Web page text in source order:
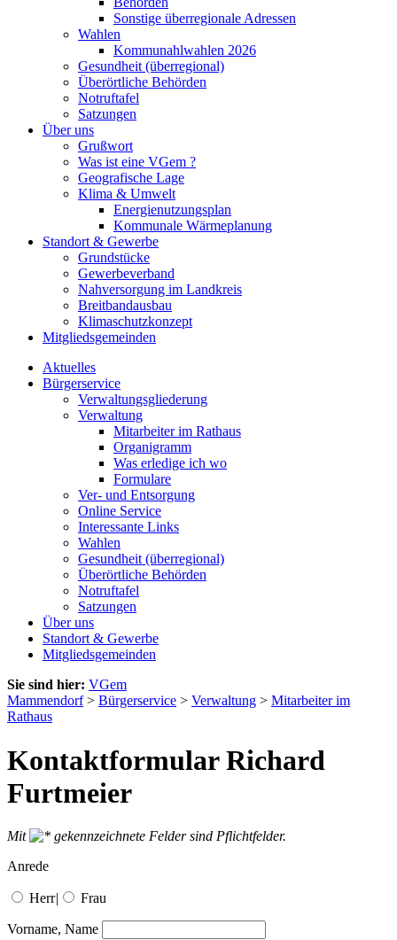
Sonstige überregionale Adressen
Wahlen
Kommunahlwahlen 2026
Gesundheit (überregional)
Überörtliche Behörden
Notruftafel
Satzungen
Über uns
Grußwort
Was ist eine VGem ?
Geografische Lage
Klima & Umwelt
Energienutzungsplan
Kommunale Wärmeplanung
Standort & Gewerbe
Grundstücke
Gewerbeverband
Nahversorgung im Landkreis
Breitbandausbau
Klimaschutzkonzept
Mitgliedsgemeinden
Aktuelles
Bürgerservice
Verwaltungsgliederung
Verwaltung
Mitarbeiter im Rathaus
Organigramm
Was erledige ich wo
Formulare
Ver- und Entsorgung
Online Service
Interessante Links
Wahlen
Gesundheit (überregional)
Überörtliche Behörden
Notruftafel
Satzungen
Über uns
Standort & Gewerbe
Mitgliedsgemeinden
Sie sind hier: VGem
Mammendorf> Bürgerservice > Verwaltung > Mitarbeiter im
Rathaus
Kontaktformular Richard
Furtmeier
Mit
gekennzeichnete Felder sind Pflichtfelder.
Anrede
Herr| Frau
Vorname, Name